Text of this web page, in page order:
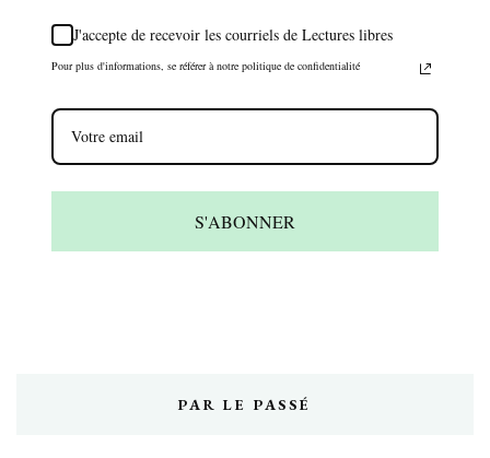
J'accepte de recevoir les courriels de Lectures libres
Pour plus d'informations, se référer à notre politique de confidentialité
S'ABONNER
PAR LE PASSÉ